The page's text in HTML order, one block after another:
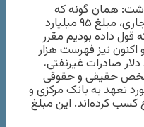
همان گونه که
پیش‌ازاین نیز بارها تأکید کرده‌ام، از سال ۱۳۹۷ تا چهار‌ماهه ابتدایی سال جاری، مبلغ ۹۵ میلیارد
قول داده بودیم مقرر
اکنون نیز فهرست هزار
بدهید آماری را خدمتتان عرض کنم. از ۹۵ میلیارد دلار صادرات غیرنفتی،
مبلغ، متعلق به ۶ هزار و صد شخص حقیقی و حقوقی
تعهد به بانک مرکزی و
۲,۰۰۰ همت درآمد نامشروع کسب کرده‌اند. این مبلغ